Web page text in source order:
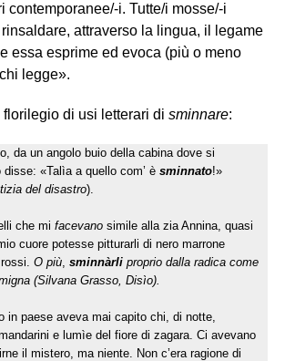
contemporanee/-i. Tutte/i mosse/-i
attraverso la lingua, il legame
essa esprime ed evoca (più o meno
legge».
di usi letterari di sminnare:
da un angolo buio della cabina dove si
«Talìa a quello com’ è sminnato!»
del disastro).
che mi facevanosimile alla zia Annina, quasi
cuore potesse pitturarli di nero marrone
O più, sminnàrliproprio dalla radica come
(Silvana Grasso, Disìo).
in paese aveva mai capito chi, di notte,
e lumìe del fiore di zagara. Ci avevano
il mistero, ma niente. Non c’era ragione di